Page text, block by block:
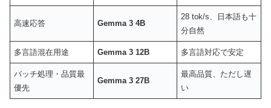
高速応答 Gemma 3 4B
28 tok/s、日本語も十
分自然
多言語混在用途 Gemma 3 12B 多言語対応で安定
バッチ処理・品質最
優先
Gemma 3 27B
最高品質、ただし遅
い